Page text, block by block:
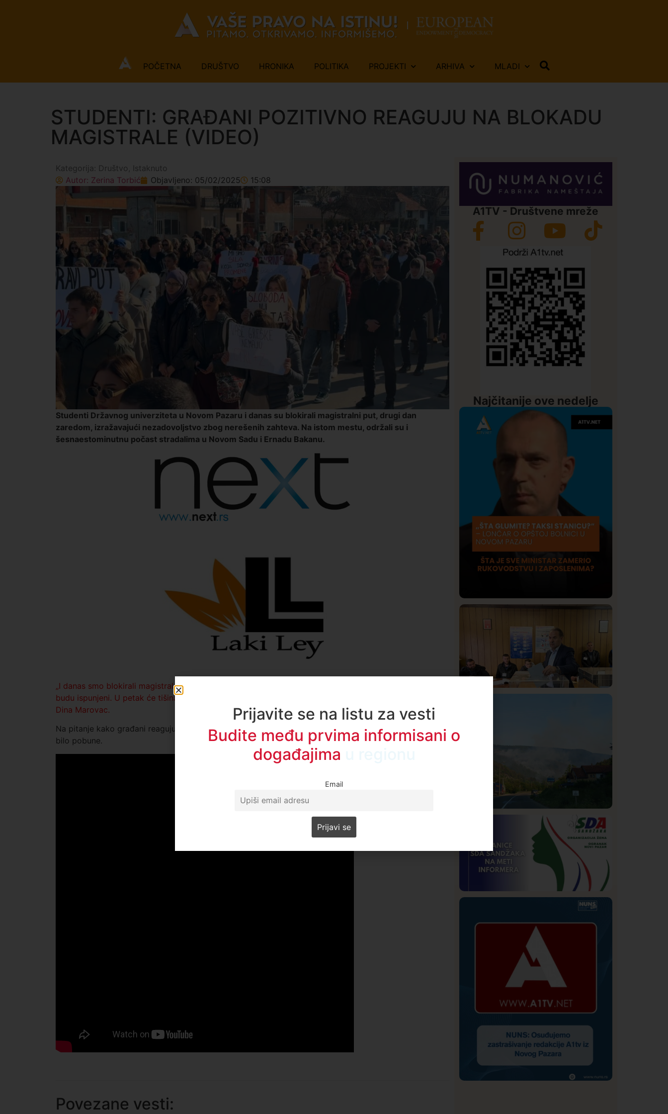
POČETNA DRUŠTVO HRONIKA POLITIKA PROJEKTI ARHIVA MLADI
STUDENTI: GRAĐANI POZITIVNO REAGUJU NA BLOKADU
MAGISTRALE (VIDEO)
Kategorija: Društvo , Istaknuto
Autor: Zerina Torbić Objavljeno: 05/02/2025 15:08
Studenti Državnog univerziteta u Novom Pazaru i danas su blokirali magistralni put, drugi dan
zaredom, izražavajući nezadovoljstvo zbog nerešenih zahteva. Na istom mestu, održali su i
šesnaestominutnu počast stradalima u Novom Sadu i Ernadu Bakanu.
„I danas smo blokirali magistralni put i blokiraćemo ga i dalje, osim petkom, sve dok naši zahtevi ne
budu ispunjeni. U petak će tišina biti održana u 11:35 ispred DUNP-a“, rekla je za Portal A1 studentkinja
Dina Marovac.
Na pitanje kako građani reaguju na blokadu, Marovac ističe da su reakcije pozitivne i da do sada nije
bilo pobune.
Povezane vesti:
A1TV - Društvene mreže
Najčitanije ove nedelje
Lončar o Opštoj bolnici u Novom
Pazaru: „Šta glumite? Taksi stanicu?“
Požar od Magliča do Ušća, brda u
plamenu – vatrogasci na terenu
tekst Informera o Anisi Fetahović i Adeli
Prijavite se na listu za vesti
Budite među prvima informisani o
događajima
Email